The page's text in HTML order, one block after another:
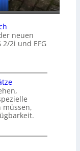
neuen
2i und EFG
müssen,